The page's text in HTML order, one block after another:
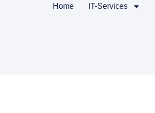
Home IT-Services